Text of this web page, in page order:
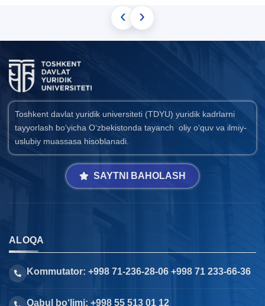
‹ ›
Toshkent davlat yuridik universiteti (TDYU) yuridik kadrlarni
tayyorlash bo‘yicha O‘zbekistonda tayanch oliy o‘quv va ilmiy-
uslubiy muassasa hisoblanadi.
SAYTNI BAHOLASH
ALOQA
Kommutator: +998 71-236-28-06 +998 71 233-66-36
Qabul bo‘limi: +998 55 513 01 12